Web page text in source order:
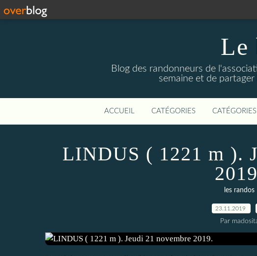
Le
Blog des randonneurs de
semaine et de
ACCUEIL CATÉGORIES
LINDUS ( 1221 m ).
les randos
23.11.2019
Par